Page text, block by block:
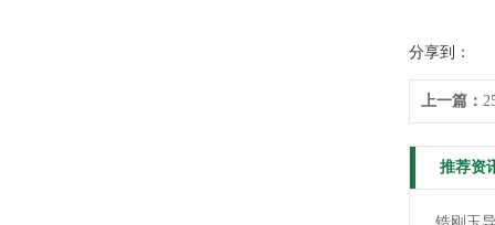
分享到：
上一篇：
推荐资